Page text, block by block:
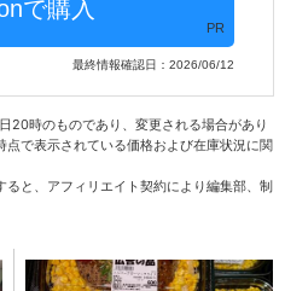
PR
最終情報確認日：2026/06/12
20時のものであり、変更される場合があり
で表示されている価格および在庫状況に関
と、アフィリエイト契約により編集部、制